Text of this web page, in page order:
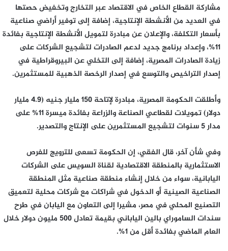
مشاركة القطاع الخاص في الاقتصاد عبر التخارج وتخفيض حصتها
في العديد من الأنشطة الإنتاجية، إضافة إلى توفير أراضي صناعية
بأسعار التكلفة، والإعلان عن مبادرة لتمويل الأنشطة الإنتاجية بفائدة
11%، وإعداد برنامج جديد لدعم الصادرات لتشجيع الشركات على
زيادة الصادرات المصرية، إضافة إلى التخلي عن البيروقراطية في
إصدار التراخيص والتوسع في إصدار الرخصة الذهبية للمستثمرين.
وأطلقت الحكومة المصرية، مبادرة لإتاحة 150 مليار جنيه (4.9 مليار
دولار) تمويلات لقطاعي الصناعة والزراعة بفائدة ميسرة 11% على
مدار 5 سنوات لتشجيع المستثمرين على الإنتاج والتصدير.
وفي شأن آخر، قال الفقي، إن الحكومة تسعى للترويج للفرص
الاستثمارية بالمنطقة الاقتصادية لقناة السويس على الشركات
اليابانية، سواء من خلال إنشاء منطقة صناعية مثل المنطقة
الصناعية الصينية أو الدخول في شراكات مع شركات محلية لتعميق
التصنيع المحلي في مصر، مشيرا إلى التعاون مع اليابان في طرح
سندات الساموراي بالين الياباني بقيمة تعادل 500 مليون دولار خلال
العام الماضي بفائدة أقل من 1%.